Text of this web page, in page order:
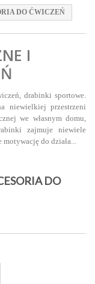
DO ĆWICZEŃ
I
drabinki sportowe.
niewielkiej przestrzeni
we własnym domu,
zajmuje niewiele
do działa...
DO